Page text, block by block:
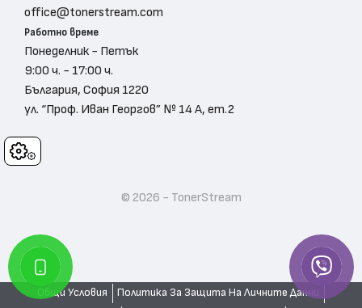
Cookies
office@tonerstream.com
Работно време
Понеделник - Петък
9:00 ч. - 17:00 ч.
България, София 1220
ул. “Проф. Иван Георгов” № 14 А, ет.2
© 2026 - TonerStream
Общи Условия Политика За Защита На Личните Данни